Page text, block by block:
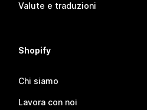
Valute e traduzioni
Shopify
Chi siamo
Lavora con noi